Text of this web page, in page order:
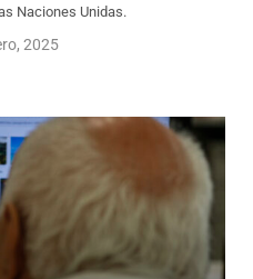
Naciones Unidas.
2025